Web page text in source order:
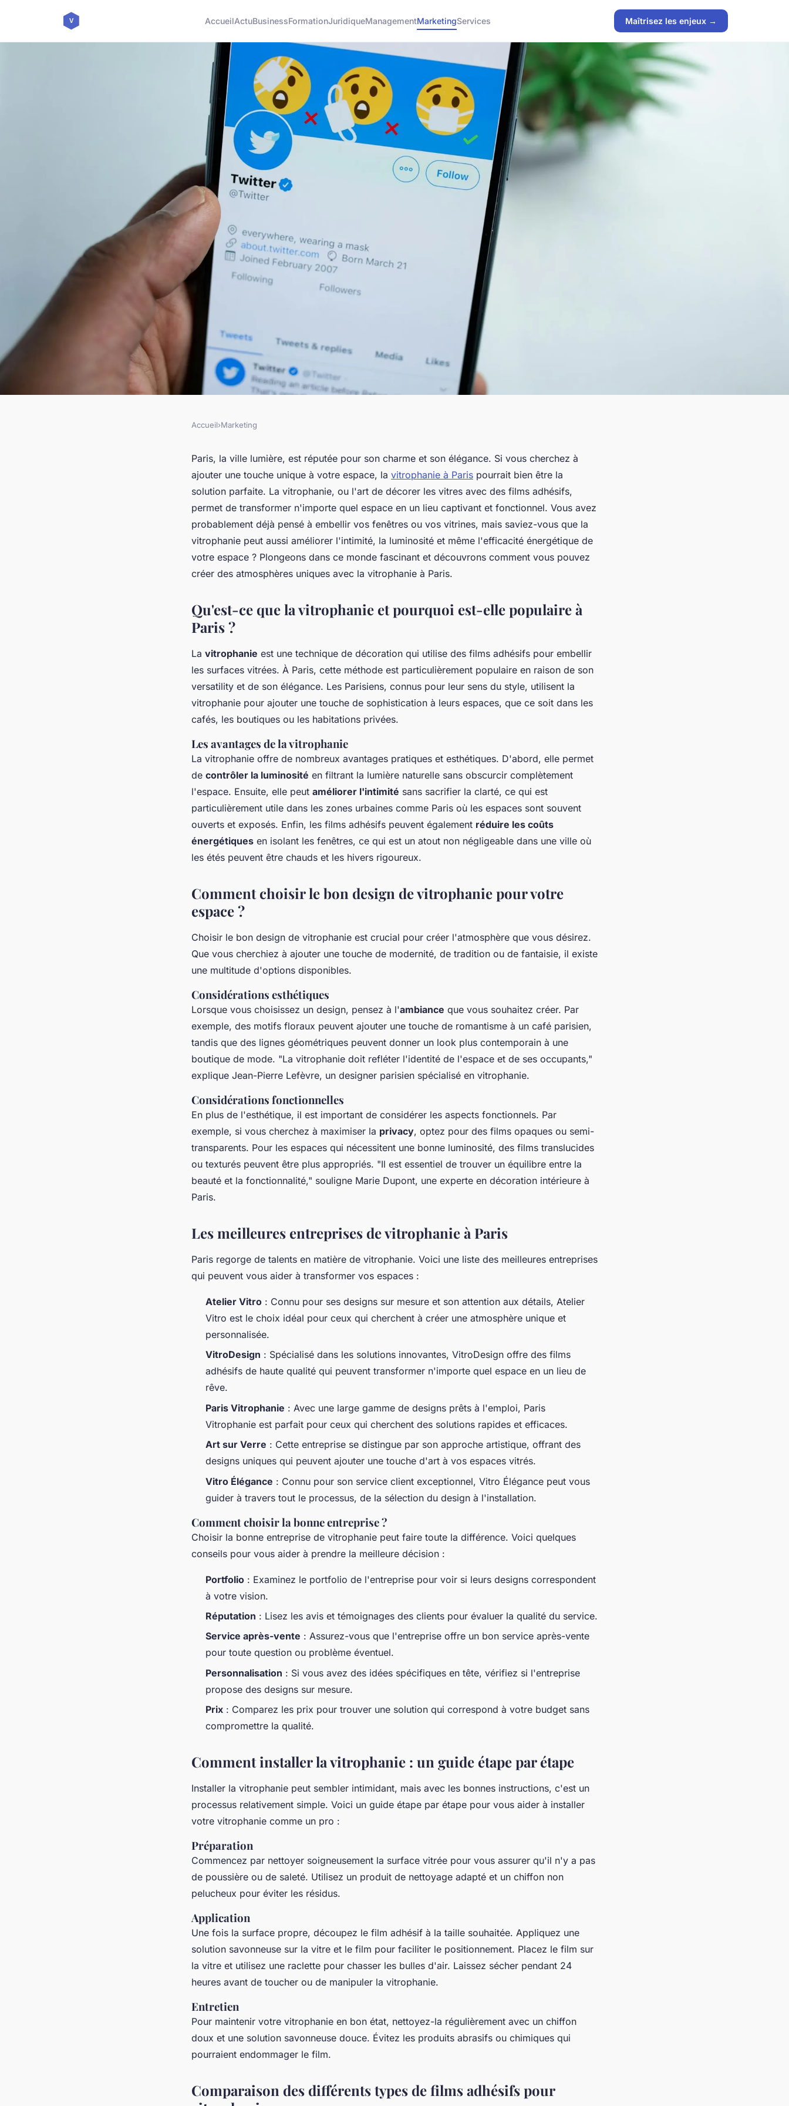
AccueilActuBusinessFormationJuridiqueManagementMarketingServices Maîtrisez les enjeux →
Créez des atmosphères uniques avec la
vitrophanie à paris
Accueil›Marketing
Paris, la ville lumière, est réputée pour son charme et son élégance. Si vous cherchez à
ajouter une touche unique à votre espace, la vitrophanie à Paris pourrait bien être la
solution parfaite. La vitrophanie, ou l'art de décorer les vitres avec des films adhésifs,
permet de transformer n'importe quel espace en un lieu captivant et fonctionnel. Vous avez
probablement déjà pensé à embellir vos fenêtres ou vos vitrines, mais saviez-vous que la
vitrophanie peut aussi améliorer l'intimité, la luminosité et même l'efficacité énergétique de
votre espace ? Plongeons dans ce monde fascinant et découvrons comment vous pouvez
créer des atmosphères uniques avec la vitrophanie à Paris.
Qu'est-ce que la vitrophanie et pourquoi est-elle populaire à
Paris ?
La vitrophanie est une technique de décoration qui utilise des films adhésifs pour embellir
les surfaces vitrées. À Paris, cette méthode est particulièrement populaire en raison de son
versatility et de son élégance. Les Parisiens, connus pour leur sens du style, utilisent la
vitrophanie pour ajouter une touche de sophistication à leurs espaces, que ce soit dans les
cafés, les boutiques ou les habitations privées.
Les avantages de la vitrophanie
La vitrophanie offre de nombreux avantages pratiques et esthétiques. D'abord, elle permet
de contrôler la luminosité en filtrant la lumière naturelle sans obscurcir complètement
l'espace. Ensuite, elle peut améliorer l'intimité sans sacrifier la clarté, ce qui est
particulièrement utile dans les zones urbaines comme Paris où les espaces sont souvent
ouverts et exposés. Enfin, les films adhésifs peuvent également réduire les coûts
énergétiques en isolant les fenêtres, ce qui est un atout non négligeable dans une ville où
les étés peuvent être chauds et les hivers rigoureux.
Comment choisir le bon design de vitrophanie pour votre
espace ?
Choisir le bon design de vitrophanie est crucial pour créer l'atmosphère que vous désirez.
Que vous cherchiez à ajouter une touche de modernité, de tradition ou de fantaisie, il existe
une multitude d'options disponibles.
Considérations esthétiques
Lorsque vous choisissez un design, pensez à l'ambiance que vous souhaitez créer. Par
exemple, des motifs floraux peuvent ajouter une touche de romantisme à un café parisien,
tandis que des lignes géométriques peuvent donner un look plus contemporain à une
boutique de mode. "La vitrophanie doit refléter l'identité de l'espace et de ses occupants,"
explique Jean-Pierre Lefèvre, un designer parisien spécialisé en vitrophanie.
Considérations fonctionnelles
En plus de l'esthétique, il est important de considérer les aspects fonctionnels. Par
exemple, si vous cherchez à maximiser la privacy, optez pour des films opaques ou semi-
transparents. Pour les espaces qui nécessitent une bonne luminosité, des films translucides
ou texturés peuvent être plus appropriés. "Il est essentiel de trouver un équilibre entre la
beauté et la fonctionnalité," souligne Marie Dupont, une experte en décoration intérieure à
Paris.
Les meilleures entreprises de vitrophanie à Paris
Paris regorge de talents en matière de vitrophanie. Voici une liste des meilleures entreprises
qui peuvent vous aider à transformer vos espaces :
Atelier Vitro : Connu pour ses designs sur mesure et son attention aux détails, Atelier
Vitro est le choix idéal pour ceux qui cherchent à créer une atmosphère unique et
personnalisée.
VitroDesign : Spécialisé dans les solutions innovantes, VitroDesign offre des films
adhésifs de haute qualité qui peuvent transformer n'importe quel espace en un lieu de
rêve.
Paris Vitrophanie : Avec une large gamme de designs prêts à l'emploi, Paris
Vitrophanie est parfait pour ceux qui cherchent des solutions rapides et efficaces.
Art sur Verre : Cette entreprise se distingue par son approche artistique, offrant des
designs uniques qui peuvent ajouter une touche d'art à vos espaces vitrés.
Vitro Élégance : Connu pour son service client exceptionnel, Vitro Élégance peut vous
guider à travers tout le processus, de la sélection du design à l'installation.
Comment choisir la bonne entreprise ?
Choisir la bonne entreprise de vitrophanie peut faire toute la différence. Voici quelques
conseils pour vous aider à prendre la meilleure décision :
Portfolio : Examinez le portfolio de l'entreprise pour voir si leurs designs correspondent
à votre vision.
Réputation : Lisez les avis et témoignages des clients pour évaluer la qualité du service.
Service après-vente : Assurez-vous que l'entreprise offre un bon service après-vente
pour toute question ou problème éventuel.
Personnalisation : Si vous avez des idées spécifiques en tête, vérifiez si l'entreprise
propose des designs sur mesure.
Prix : Comparez les prix pour trouver une solution qui correspond à votre budget sans
compromettre la qualité.
Comment installer la vitrophanie : un guide étape par étape
Installer la vitrophanie peut sembler intimidant, mais avec les bonnes instructions, c'est un
processus relativement simple. Voici un guide étape par étape pour vous aider à installer
votre vitrophanie comme un pro :
Préparation
Commencez par nettoyer soigneusement la surface vitrée pour vous assurer qu'il n'y a pas
de poussière ou de saleté. Utilisez un produit de nettoyage adapté et un chiffon non
pelucheux pour éviter les résidus.
Application
Une fois la surface propre, découpez le film adhésif à la taille souhaitée. Appliquez une
solution savonneuse sur la vitre et le film pour faciliter le positionnement. Placez le film sur
la vitre et utilisez une raclette pour chasser les bulles d'air. Laissez sécher pendant 24
heures avant de toucher ou de manipuler la vitrophanie.
Entretien
Pour maintenir votre vitrophanie en bon état, nettoyez-la régulièrement avec un chiffon
doux et une solution savonneuse douce. Évitez les produits abrasifs ou chimiques qui
pourraient endommager le film.
Comparaison des différents types de films adhésifs pour